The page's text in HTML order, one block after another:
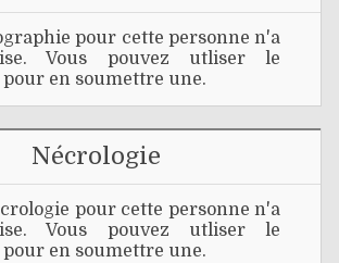
pour cette personne n'a
Vous pouvez utliser le
en soumettre une.
Nécrologie
pour cette personne n'a
Vous pouvez utliser le
en soumettre une.